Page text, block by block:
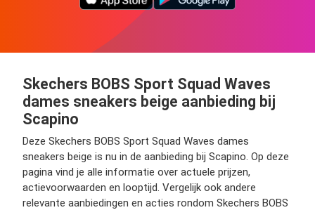
Skechers BOBS Sport Squad Waves
dames sneakers beige aanbieding bij
Scapino
Deze Skechers BOBS Sport Squad Waves dames
sneakers beige is nu in de aanbieding bij Scapino. Op deze
pagina vind je alle informatie over actuele prijzen,
actievoorwaarden en looptijd. Vergelijk ook andere
relevante aanbiedingen en acties rondom Skechers BOBS